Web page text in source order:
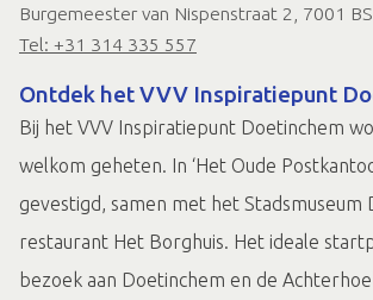
Burgemeester van Nispenstraat 2, 7001
Tel: +31 314 335 557
Ontdek het VVV Inspiratiepunt
Bij het VVV Inspiratiepunt Doetinchem
welkom geheten. In ‘Het Oude
gevestigd, samen met het Stadsmuseum
restaurant Het Borghuis. Het ideale
bezoek aan Doetinchem en de